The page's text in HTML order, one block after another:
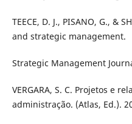
TEECE, D. J., PISANO, G., &
and strategic management.
Strategic Management
VERGARA, S. C. Projetos e
administração. (Atlas, Ed.).